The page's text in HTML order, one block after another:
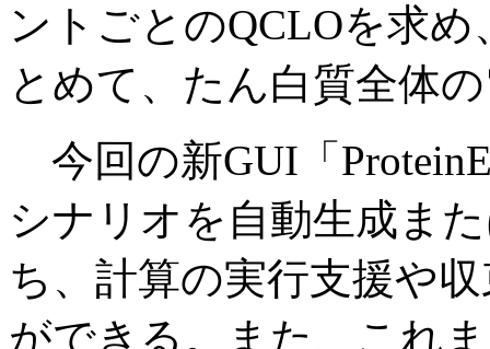
ントごとのQCLOを求
とめて、たん白質全体
今回の新GUI「
シナリオを自動生成ま
ち、計算の実行支援や
ができる。また、これ